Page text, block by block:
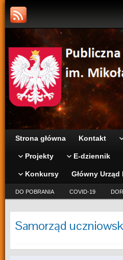
Strona główna Kontakt
Projekty E-dziennik
Konkursy Główny Urząd
DO POBRANIA COVID-19
Samorząd